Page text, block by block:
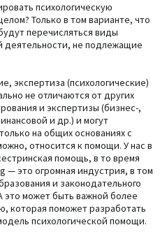
психологическую
Только в том варианте, что
перечисляться виды
деятельности, не подлежащие
экспертиза (психологические)
не отличаются от других
и экспертизы (бизнес-,
и др.) и могут
на общих основаниях с
относится к помощи. У нас в
помощь, в то время
— это огромная индустрия, в том
и законодательного
это может быть важной более
которая поможет разработать
психологической помощи.